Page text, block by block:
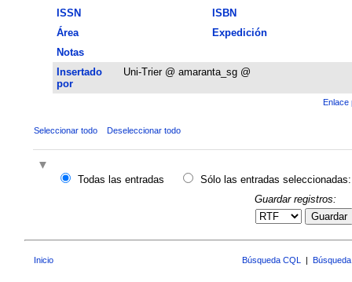
ISSN
ISBN
Área
Expedición
Notas
Insertado
por
Uni-Trier @ amaranta_sg @
Enlace
Seleccionar todo Deseleccionar todo
Todas las entradas
Sólo las entradas seleccionadas:
Guardar registros:
Guardar
Inicio Búsqueda CQL